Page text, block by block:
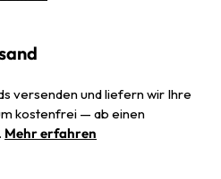
versenden und liefern wir Ihre
kostenfrei — ab einen
Mehr erfahren